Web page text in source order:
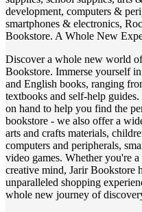
development, computers &
smartphones & electronics,
Bookstore. A Whole New
Discover a whole new world
Bookstore. Immerse yourself
and English books, ranging
textbooks and self-help
on hand to help you find the
bookstore - we also offer a
arts and crafts materials,
computers and peripherals,
video games. Whether you're
creative mind, Jarir Bookstore
unparalleled shopping
whole new journey of